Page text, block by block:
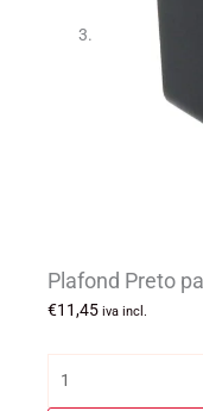
Plafond Preto
€11,45 iva incl.